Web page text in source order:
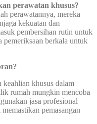
perawatan khusus?
perawatannya, mereka
kekuatan dan
pembersihan rutin untuk
pemeriksaan berkala untuk
keahlian khusus dalam
rumah mungkin mencoba
jasa profesional
pemasangan